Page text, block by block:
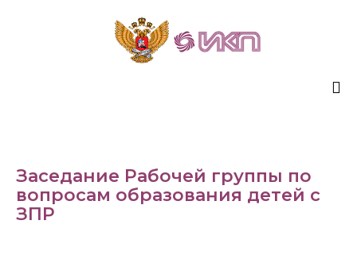
Заседание Рабочей группы по
вопросам образования детей с
ЗПР